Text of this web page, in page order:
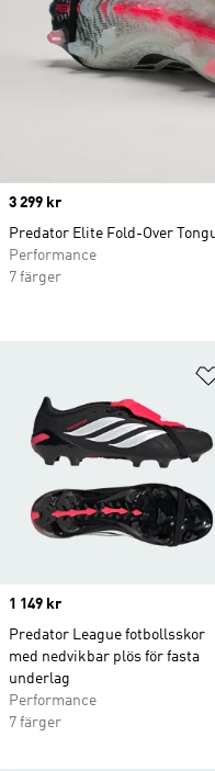
Price
1 149 kr
Predator League fotbollsskor
med nedvikbar plös för fasta
underlag
Performance
7 färger
Price
3 299 kr
Predator Elite Fold-Over
Performance
7 färger